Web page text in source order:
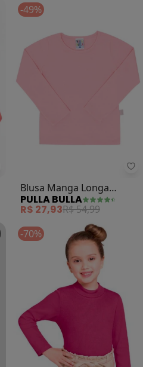
Azul - Blusa Infantil Gola
-49%
Blusa Manga Longa
Menina (Rosa)
PULLA BULLA
R$ 27,93R$ 54,99
-70%